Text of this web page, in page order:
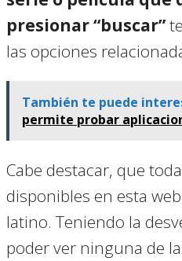
presionar “buscar”
las opciones
También te puede
permite probar
Cabe destacar, que
disponibles en esta
latino. Teniendo la
poder ver ninguna de